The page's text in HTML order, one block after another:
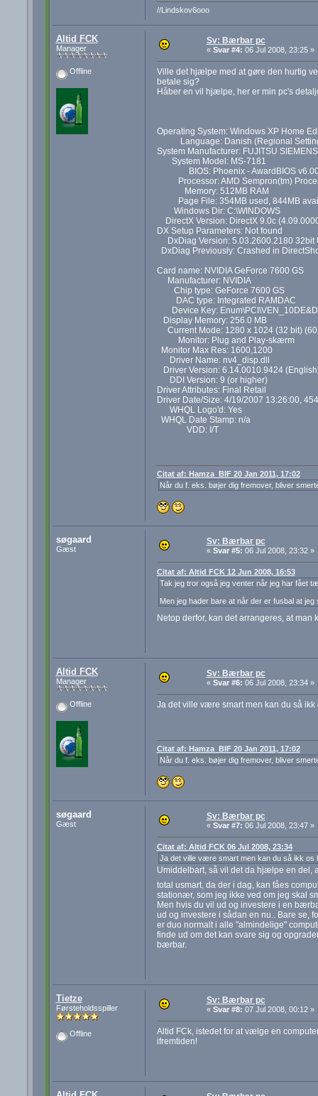
//Lindskov6ooo
Altid FCK
Manager
Offline
Sv: Bærbar pc
« Svar #4: 06 Jul 2008, 23:25 »
Ville det hjælpe med at gøre den hurtig
betale sig?
Håber en vil hjælpe, her er min pc's
Operating System: Windows XP Home
Language: Danish (Regional
System Manufacturer: FUJITSU SIEMENS
System Model: MS-7181
BIOS: Phoenix - AwardBIOS
Processor: AMD Sempron(tm)
Memory: 512MB RAM
Page File: 354MB used, 844MB
Windows Dir: C:\WINDOWS
DirectX Version: DirectX 9.0c
DX Setup Parameters: Not found
DxDiag Version: 5.03.2600.2180 32bit
DxDiag Previously: Crashed in
Card name: NVIDIA GeForce 7600 GS
Manufacturer: NVIDIA
Chip type: GeForce 7600 GS
DAC type: Integrated RAMDAC
Device Key:
Display Memory: 256.0 MB
Current Mode: 1280 x 1024 (32 bit)
Monitor: Plug and Play-skærm
Monitor Max Res: 1600,1200
Driver Name: nv4_disp.dll
Driver Version: 6.14.0010.9424
DDI Version: 9 (or higher)
Driver Attributes: Final Retail
Driver Date/Size: 4/19/2007 13:26:00,
WHQL Logo'd: Yes
WHQL Date Stamp: n/a
VDD: I/T
Citat af: Hamza_BIF 20 Jan 2011, 17:02
Når du f. eks. bøjer dig fremover, bliver
søgaard
Gæst
Sv: Bærbar pc
« Svar #5: 06 Jul 2008, 23:32 »
Citat af: Altid FCK 12 Jun 2008, 16:53
Tak jeg tror også jeg venter når jeg har fået
Men jeg hader bare at når der er fusbal at
Netop derfor, kan det arrangeres, at
Altid FCK
Manager
Offline
Sv: Bærbar pc
« Svar #6: 06 Jul 2008, 23:34 »
Ja det ville være smart men kan du så
Citat af: Hamza_BIF 20 Jan 2011, 17:02
Når du f. eks. bøjer dig fremover, bliver
søgaard
Gæst
Sv: Bærbar pc
« Svar #7: 06 Jul 2008, 23:47 »
Citat af: Altid FCK 06 Jul 2008, 23:34
Ja det ville være smart men kan du så ikk
Umiddelbart, så vil det da hjælpe en del,
total usmart, da der i dag, kan fåes
stationær, som jeg ikke ved om jeg skal
Men hvis du vil ud og investere i en
ud og investere i sådan en nu.. Bare se,
er duo normalt i alle "almindelige"
finde ud om det kan svare sig og
bærbar.
Tietze
Førsteholdsspiller
Offline
Sv: Bærbar pc
« Svar #8: 07 Jul 2008, 00:12 »
Altid FCk, istedet for at vælge en
ifremtiden!